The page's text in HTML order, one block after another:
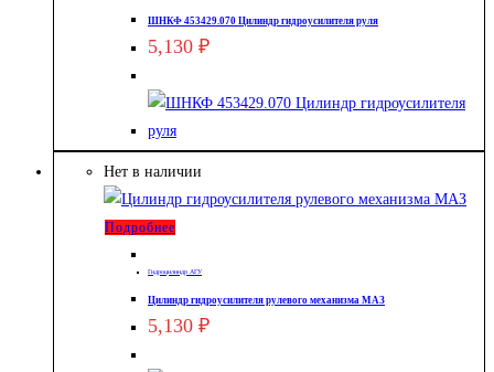
ШНКФ 453429.070 Цилиндр гидроусилителя руля
5,130 ₽
Нет в наличии
Подробнее
Гидроцилиндр АГУ
Цилиндр гидроусилителя рулевого механизма МАЗ
5,130 ₽